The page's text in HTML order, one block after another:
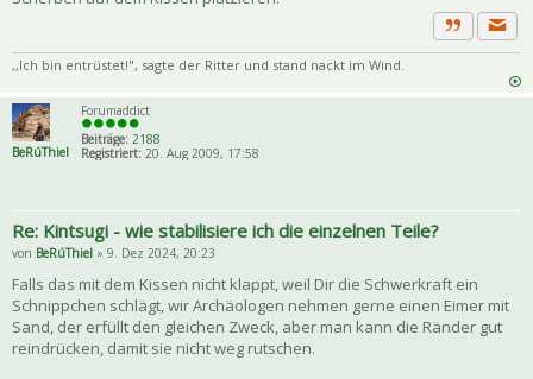
Zitat
,,Ich bin entrüstet!", sagte der Ritter und stand nackt im Wind.
BeRúThiel
Forumaddict
Beiträge: 2188
Registriert: 20. Aug 2009, 17:58
Re: Kintsugi - wie stabilisiere ich die einzelnen Teile?
von BeRúThiel » 9. Dez 2024, 20:23
Falls das mit dem Kissen nicht klappt, weil Dir die Schwerkraft ein
Schnippchen schlägt, wir Archäologen nehmen gerne einen Eimer mit
Sand, der erfüllt den gleichen Zweck, aber man kann die Ränder gut
reindrücken, damit sie nicht weg rutschen.